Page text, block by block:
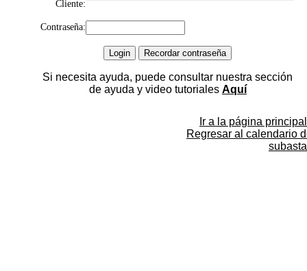
Cliente:
Contraseña:
Si necesita ayuda, puede consultar nuestra sección
de ayuda y video tutoriales Aquí
Ir a la página principal
Regresar al calendario